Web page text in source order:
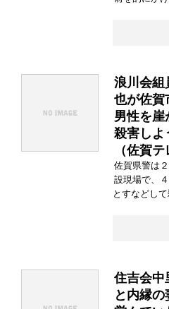
浪川会組
也が佐賀
男性を崖
殺害しよ
（佐賀テ
佐賀県警は
設現場で、
とすなどし
住吉会中
と内縁